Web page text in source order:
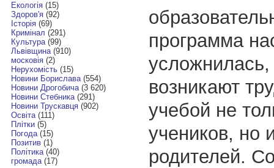
Екологія(15)
Здоров'я(92)
Історія(69)
Кримінал (291)
Культура(99)
Львівщина(910)
московія(2)
Нерухомість(15)
Новини Борислава(554)
Новини Дрогобича(3 620)
Новини Стебника(291)
Новини Трускавця(902)
Освіта(111)
Плітки(5)
Погода(15)
Позитив(1)
Політика(40)
громада(17)
программа
усложнилась,
возникают
учебой не
учеников, но
родителей.